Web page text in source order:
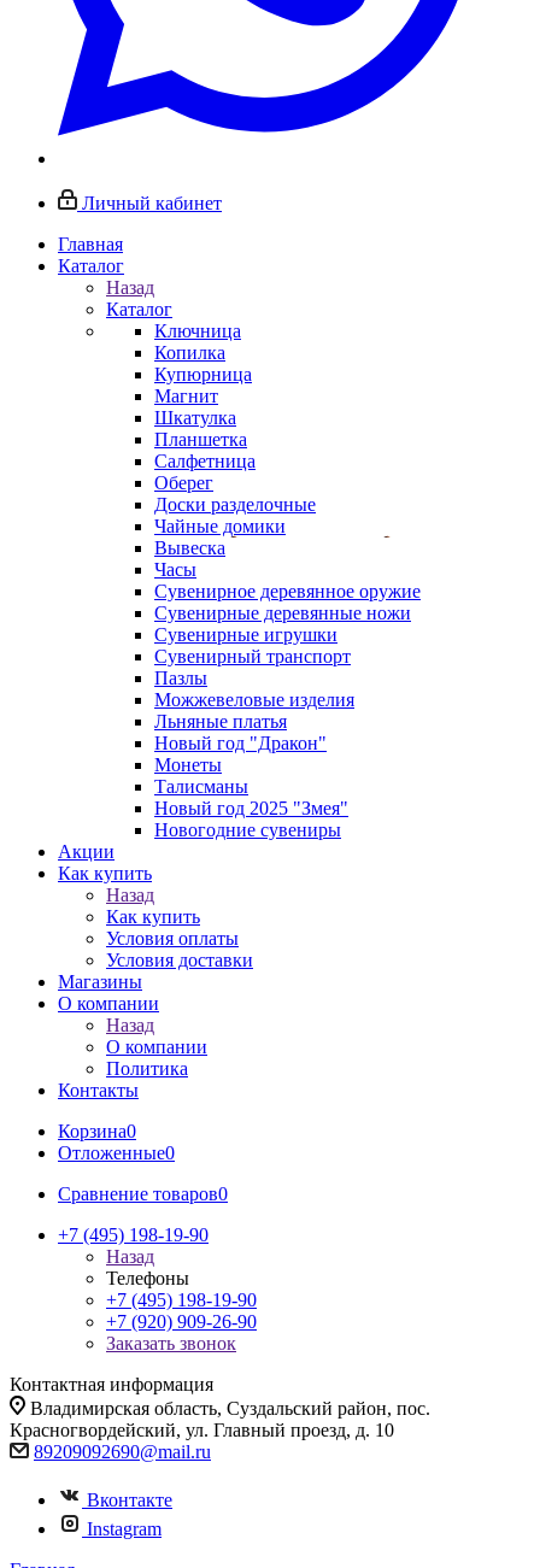
Личный кабинет
Главная
Каталог
Назад
Каталог
Ключница
Копилка
Купюрница
Магнит
Шкатулка
Планшетка
Салфетница
Оберег
Доски разделочные
Чайные домики
Вывеска
Часы
Сувенирное деревянное оружие
Сувенирные деревянные ножи
Сувенирные игрушки
Сувенирный транспорт
Пазлы
Можжевеловые изделия
Льняные платья
Новый год "Дракон"
Монеты
Талисманы
Новый год 2025 "Змея"
Новогодние сувениры
Акции
Как купить
Назад
Как купить
Условия оплаты
Условия доставки
Магазины
О компании
Назад
О компании
Политика
Контакты
Корзина0
Отложенные0
Сравнение товаров0
+7 (495) 198-19-90
Назад
Телефоны
+7 (495) 198-19-90
+7 (920) 909-26-90
Заказать звонок
Контактная информация
Владимирская область, Суздальский район, пос.
Красногвордейский, ул. Главный проезд, д. 10
89209092690@mail.ru
Вконтакте
Instagram